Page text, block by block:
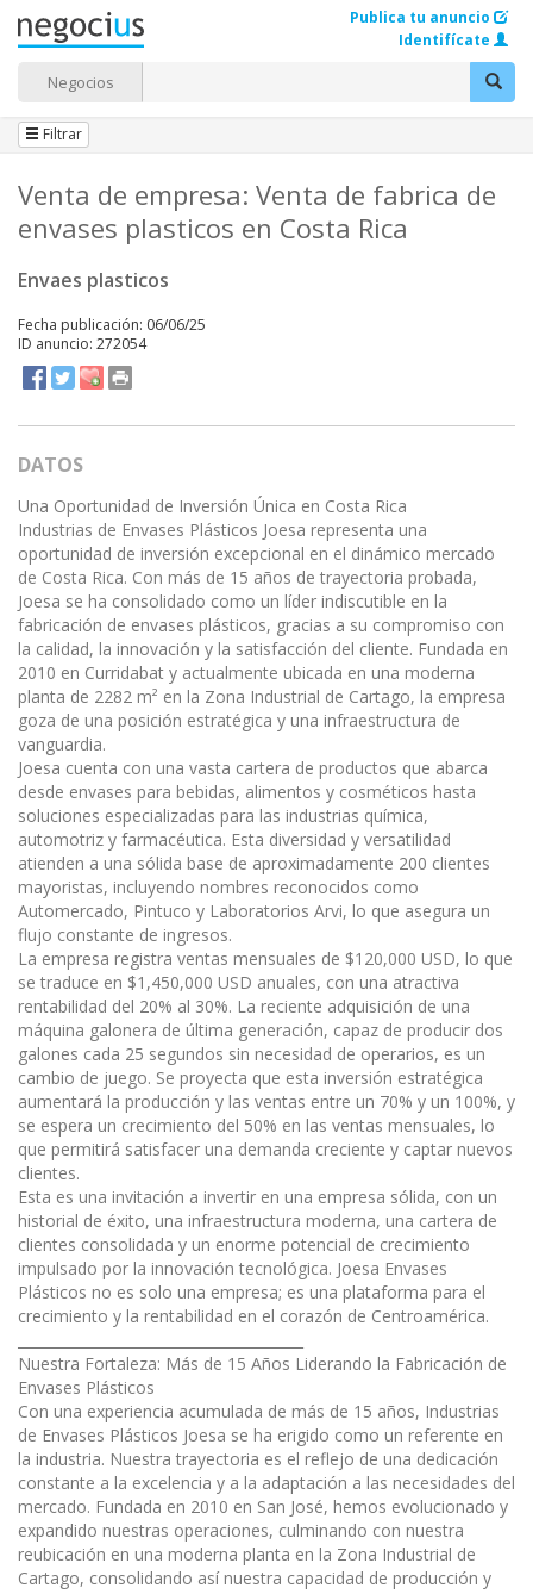
Negocios
Publica tu anuncio
Identifícate
Filtrar
Venta de empresa: Venta de fabrica de
envases plasticos en Costa Rica
Envaes plasticos
Fecha publicación: 06/06/25
ID anuncio: 272054
DATOS
Una Oportunidad de Inversión Única en Costa Rica
Industrias de Envases Plásticos Joesa representa una
oportunidad de inversión excepcional en el dinámico mercado
de Costa Rica. Con más de 15 años de trayectoria probada,
Joesa se ha consolidado como un líder indiscutible en la
fabricación de envases plásticos, gracias a su compromiso con
la calidad, la innovación y la satisfacción del cliente. Fundada en
2010 en Curridabat y actualmente ubicada en una moderna
planta de 2282 m² en la Zona Industrial de Cartago, la empresa
goza de una posición estratégica y una infraestructura de
vanguardia.
Joesa cuenta con una vasta cartera de productos que abarca
desde envases para bebidas, alimentos y cosméticos hasta
soluciones especializadas para las industrias química,
automotriz y farmacéutica. Esta diversidad y versatilidad
atienden a una sólida base de aproximadamente 200 clientes
mayoristas, incluyendo nombres reconocidos como
Automercado, Pintuco y Laboratorios Arvi, lo que asegura un
flujo constante de ingresos.
La empresa registra ventas mensuales de $120,000 USD, lo que
se traduce en $1,450,000 USD anuales, con una atractiva
rentabilidad del 20% al 30%. La reciente adquisición de una
máquina galonera de última generación, capaz de producir dos
galones cada 25 segundos sin necesidad de operarios, es un
cambio de juego. Se proyecta que esta inversión estratégica
aumentará la producción y las ventas entre un 70% y un 100%, y
se espera un crecimiento del 50% en las ventas mensuales, lo
que permitirá satisfacer una demanda creciente y captar nuevos
clientes.
Esta es una invitación a invertir en una empresa sólida, con un
historial de éxito, una infraestructura moderna, una cartera de
clientes consolidada y un enorme potencial de crecimiento
impulsado por la innovación tecnológica. Joesa Envases
Plásticos no es solo una empresa; es una plataforma para el
crecimiento y la rentabilidad en el corazón de Centroamérica.
Nuestra Fortaleza: Más de 15 Años Liderando la Fabricación de
Envases Plásticos
Con una experiencia acumulada de más de 15 años, Industrias
de Envases Plásticos Joesa se ha erigido como un referente en
la industria. Nuestra trayectoria es el reflejo de una dedicación
constante a la excelencia y a la adaptación a las necesidades del
mercado. Fundada en 2010 en San José, hemos evolucionado y
expandido nuestras operaciones, culminando con nuestra
reubicación en una moderna planta en la Zona Industrial de
Cartago, consolidando así nuestra capacidad de producción y